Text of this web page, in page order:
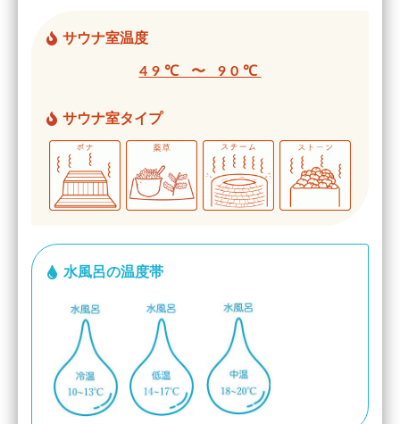
サウナ室温度
49℃ 〜 90℃
サウナ室タイプ
水風呂の温度帯